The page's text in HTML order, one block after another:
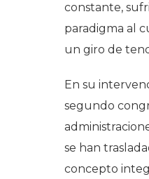
constante,
paradigma al
un giro de
En su
segundo
se han
concepto